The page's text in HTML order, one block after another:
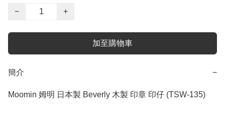
−
+
加至購物車
簡介 −
Moomin 姆明 日本製 Beverly 木製 印章 印仔 (TSW-135)